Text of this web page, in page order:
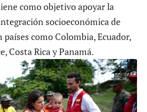
como objetivo apoyar la
socioeconómica de
como Colombia, Ecuador,
Costa Rica y Panamá.